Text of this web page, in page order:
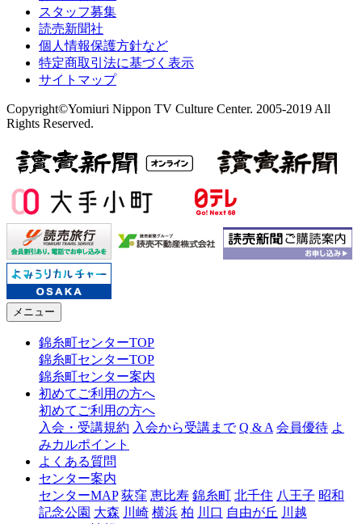
スタッフ募集
読売新聞社
個人情報保護方針など
特定商取引法に基づく表示
サイトマップ
Copyright©Yomiuri Nippon TV Culture Center. 2005-2019 All
Rights Reserved.
メニュー
錦糸町センターTOP
錦糸町センターTOP
錦糸町センター案内
初めてご利用の方へ
初めてご利用の方へ
入会・受講規約 入会から受講まで Q & A 会員優待 よ
みカルポイント
よくある質問
センター案内
センターMAP 荻窪 恵比寿 錦糸町 北千住 八王子 昭和
記念公園 大森 川崎 横浜 柏 川口 自由が丘 川越